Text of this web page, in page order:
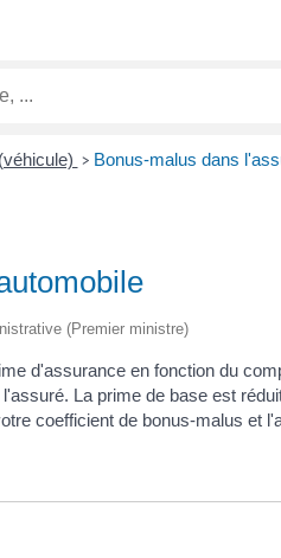
> Bonus-malus dans
(Premier ministre)
d'assurance en fonction du
La prime de base est
coefficient de bonus-malus et